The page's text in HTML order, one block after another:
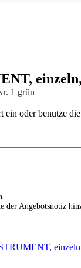
1 grün
oder benutze
der Angebotsnotiz